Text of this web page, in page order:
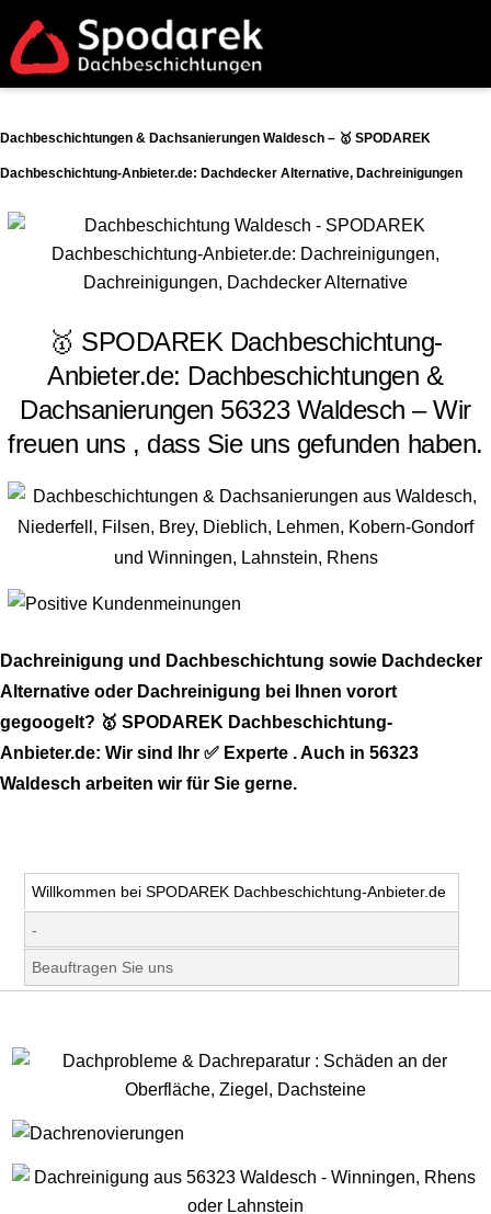
Dachbeschichtungen & Dachsanierungen Waldesch – 🥇 SPODAREK
Dachbeschichtung-Anbieter.de: Dachdecker Alternative, Dachreinigungen
🥇 SPODAREK Dachbeschichtung-
Anbieter.de: Dachbeschichtungen &
Dachsanierungen 56323 Waldesch – Wir
freuen uns , dass Sie uns gefunden haben.
Dachreinigung und Dachbeschichtung sowie Dachdecker
Alternative oder Dachreinigung bei Ihnen vorort
gegoogelt? 🥇 SPODAREK Dachbeschichtung-
Anbieter.de: Wir sind Ihr ✅ Experte . Auch in 56323
Waldesch arbeiten wir für Sie gerne.
Willkommen bei SPODAREK Dachbeschichtung-Anbieter.de
-
Beauftragen Sie uns